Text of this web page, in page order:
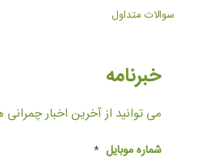
سوالات متداول
خبرنامه
می توانید از آخرین اخبار چمرانی
شماره موبایل *